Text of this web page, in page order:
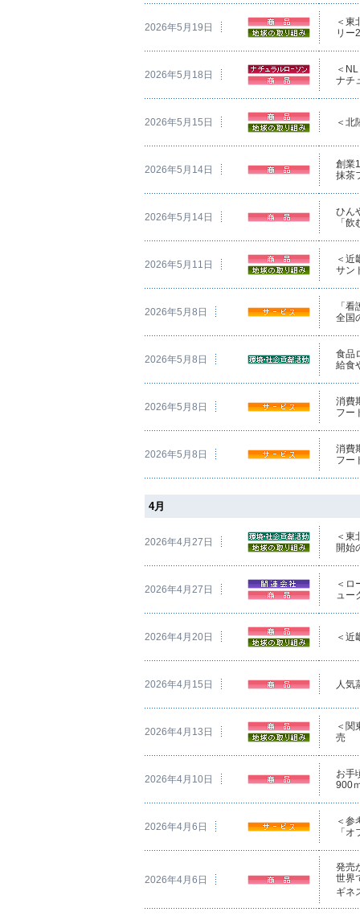
2026年5月19日
＜東
リー
2026年5月18日
＜
ナチ
2026年5月15日 ＜北
2026年5月14日
創業
抹茶
2026年5月14日
ひん
「
2026年5月11日
＜近
サン
2026年5月8日
「
全国
2026年5月8日
食品
給食
2026年5月8日
消費
フー
2026年5月8日
消費
フー
4月
2026年4月27日
＜東
開始
2026年4月27日
＜ロ
ュー
2026年4月20日 ＜近
2026年4月15日 人気
2026年4月13日
＜関
売
2026年4月10日
お手
900
2026年4月6日
＜参
「
2026年4月6日
発売
世界
ギネ